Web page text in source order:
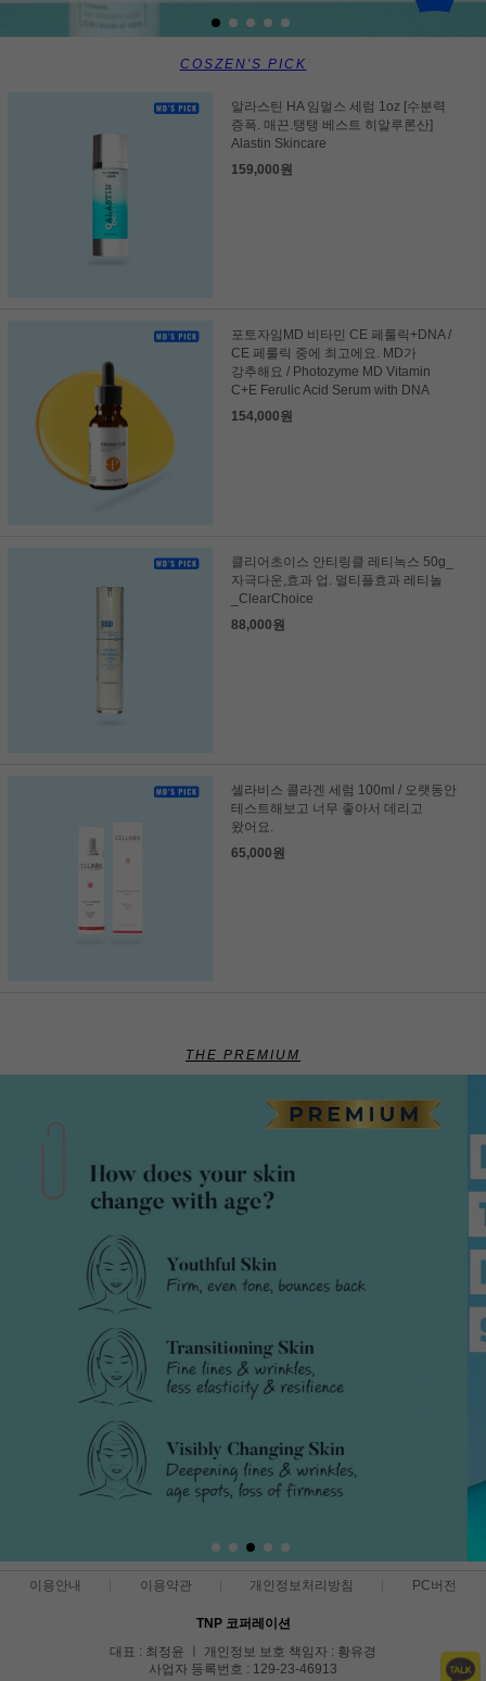
COSZEN'S PICK
알라스틴 HA 임멀스 세럼 1oz [수분력
증폭. 매끈.탱탱 베스트 히알루론산]
Alastin Skincare
159,000원
포토자임MD 비타민 CE 페룰릭+DNA /
CE 페룰릭 중에 최고에요. MD가
강추해요 / Photozyme MD Vitamin
C+E Ferulic Acid Serum with DNA
154,000원
클리어초이스 안티링클 레티녹스 50g_
자극다운,효과 업. 멀티플효과 레티놀
_ClearChoice
88,000원
셀라비스 콜라겐 세럼 100ml / 오랫동안
테스트해보고 너무 좋아서 데리고
왔어요.
65,000원
THE PREMIUM
이용안내 이용약관 개인정보처리방침 PC버전
TNP 코퍼레이션
대표 : 최정윤 ㅣ 개인정보 보호 책임자 : 황유경
사업자 등록번호 : 129-23-46913